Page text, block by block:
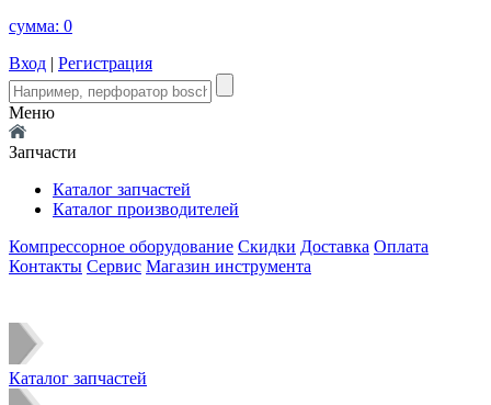
сумма: 0
Вход | Регистрация
Меню
Запчасти
Каталог запчастей
Каталог производителей
Компрессорное оборудование Скидки Доставка Оплата
Контакты Сервис Магазин инструмента
Каталог запчастей